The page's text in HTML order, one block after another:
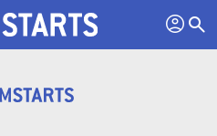
profil search